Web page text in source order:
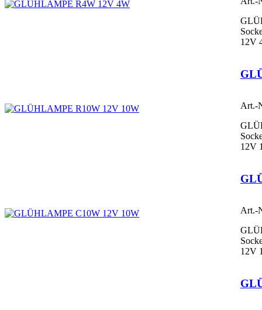
12V
Art.-
12V
Art.-
12V